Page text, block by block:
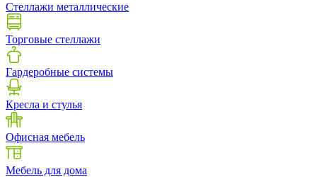
Стеллажи металлические
Торговые стеллажи
Гардеробные системы
Кресла и стулья
Офисная мебель
Мебель для дома